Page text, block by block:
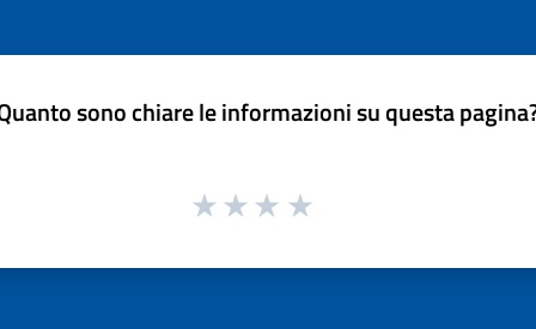
sono chiare le informazioni su questa